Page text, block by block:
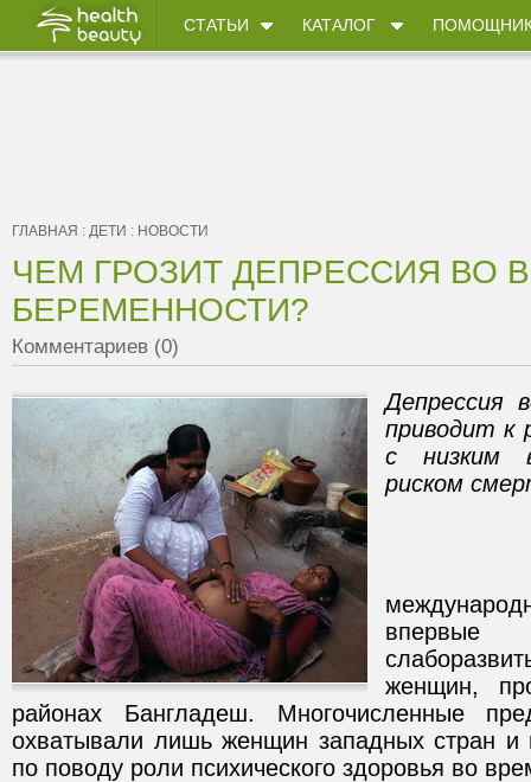
СТАТЬИ КАТАЛОГ
ГЛАВНАЯ : ДЕТИ : НОВОСТИ
ЧЕМ ГРОЗИТ ДЕПРЕССИЯ ВО
БЕРЕМЕННОСТИ?
Комментариев (0)
Депрессия
приводит к
с низким
риском
женщин,
районах Бангладеш. Многочисленные
охватывали лишь женщин западных стран
по поводу роли психического здоровья во